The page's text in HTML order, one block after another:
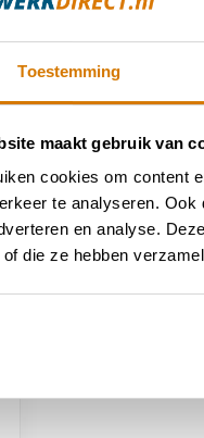
Toestemming
maakt gebruik van
cookies om content
te analyseren.
en analyse.
die ze hebben